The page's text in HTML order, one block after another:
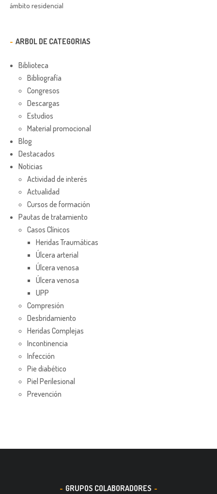
ámbito residencial
ARBOL DE CATEGORIAS
Biblioteca
Bibliografía
Congresos
Descargas
Estudios
Material promocional
Blog
Destacados
Noticias
Actividad de interés
Actualidad
Cursos de formación
Pautas de tratamiento
Casos Clínicos
Heridas Traumáticas
Úlcera arterial
Úlcera venosa
Úlcera venosa
UPP
Compresión
Desbridamiento
Heridas Complejas
Incontinencia
Infección
Pie diabético
Piel Perilesional
Prevención
GRUPOS COLABORADORES